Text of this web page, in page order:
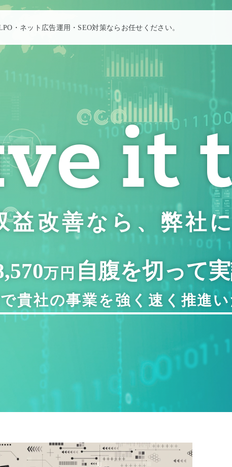
・ネット広告運用・SEO対策ならお任せください。
it
改善なら、 弊社
万円 自腹を切って
貴社の事業を強く速く推進